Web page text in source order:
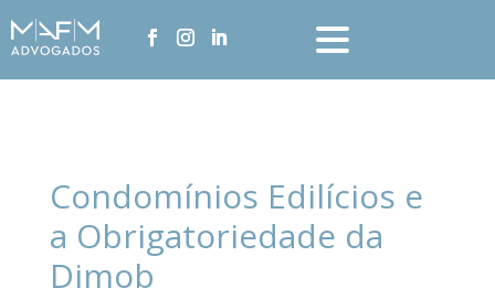
Condomínios Edilícios e
a Obrigatoriedade da
Dimob